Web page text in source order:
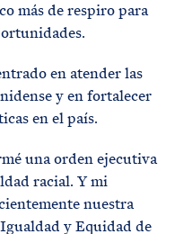
más de respiro para
en atender las
y en fortalecer
en el país.
una orden ejecutiva
racial. Y mi
nuestra
y Equidad de